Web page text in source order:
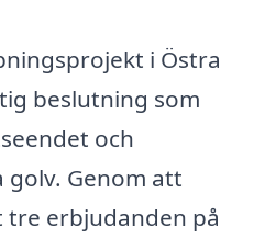
i Östra
beslutning som
och
Genom att
erbjudanden på